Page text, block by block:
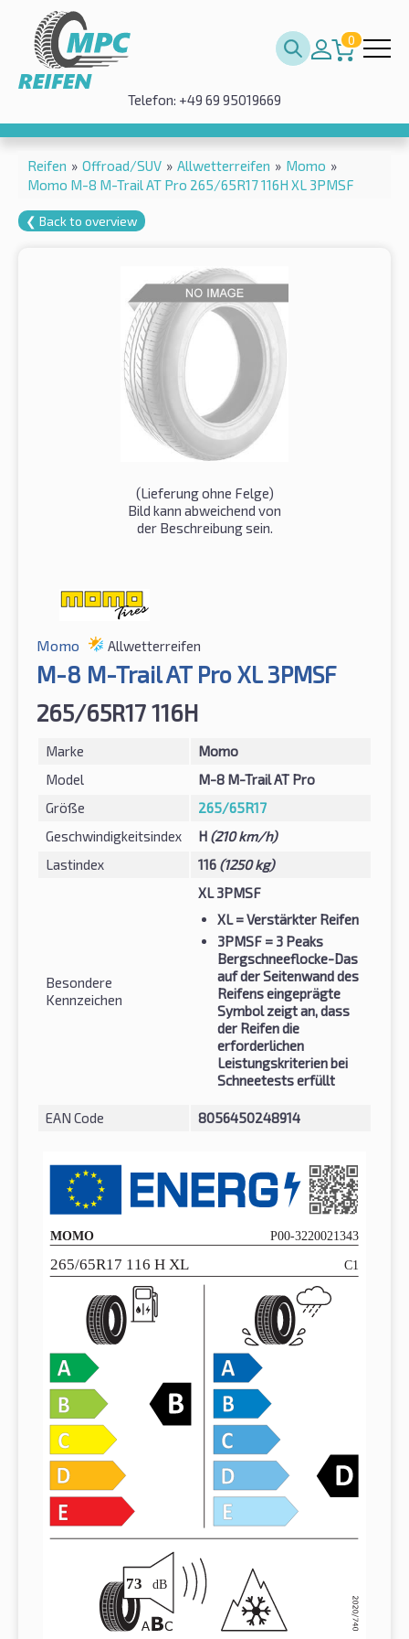
0
Telefon: +49 69 95019669
Reifen » Offroad/SUV » Allwetterreifen » Momo »
Momo M-8 M-Trail AT Pro 265/65R17 116H XL 3PMSF
❮ Back to overview
(Lieferung ohne Felge)
Bild kann abweichend von
der Beschreibung sein.
Momo Allwetterreifen
M-8 M-Trail AT Pro XL 3PMSF
265/65R17 116H
Marke
Momo
Model
M-8 M-Trail AT Pro
Größe
265/65R17
Geschwindigkeitsindex
H (210 km/h)
Lastindex
116 (1250 kg)
Besondere
Kennzeichen
XL 3PMSF
XL= Verstärkter Reifen
3PMSF = 3 Peaks
Bergschneeflocke-Das
auf der Seitenwand des
Reifens eingeprägte
Symbol zeigt an, dass
der Reifen die
erforderlichen
Leistungskriterien bei
Schneetests erfüllt
EAN Code 8056450248914